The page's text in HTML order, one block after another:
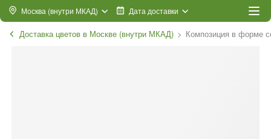
Москва (внутри МКАД) Дата доставки
Доставка цветов в Москве (внутри МКАД) Композиция в форме